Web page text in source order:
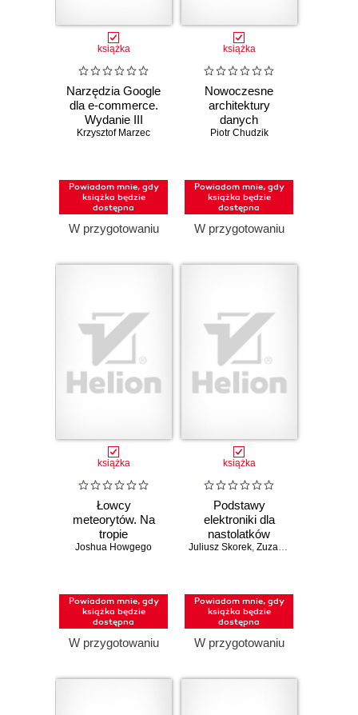
książka
Narzędzia Google
dla e-commerce.
Wydanie III
poszerzone
Krzysztof Marzec
Powiadom mnie, gdy
książka będzie
dostępna
W przygotowaniu
książka
Nowoczesne
architektury
danych
Piotr Chudzik
Powiadom mnie, gdy
książka będzie
dostępna
W przygotowaniu
książka
Łowcy
meteorytów. Na
tropie
kosmicznych
Joshua Howgego
Powiadom mnie, gdy
książka będzie
dostępna
W przygotowaniu
książka
Podstawy
elektroniki dla
nastolatków
Juliusz Skorek, Zuzanna Skorek
Powiadom mnie, gdy
książka będzie
dostępna
W przygotowaniu